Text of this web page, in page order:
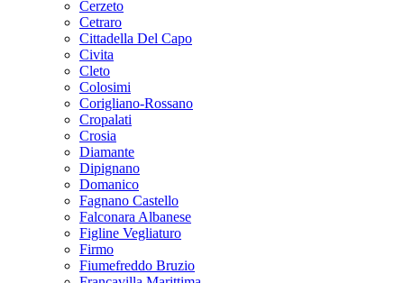
Cerzeto
Cetraro
Cittadella Del Capo
Civita
Cleto
Colosimi
Corigliano-Rossano
Cropalati
Crosia
Diamante
Dipignano
Domanico
Fagnano Castello
Falconara Albanese
Figline Vegliaturo
Firmo
Fiumefreddo Bruzio